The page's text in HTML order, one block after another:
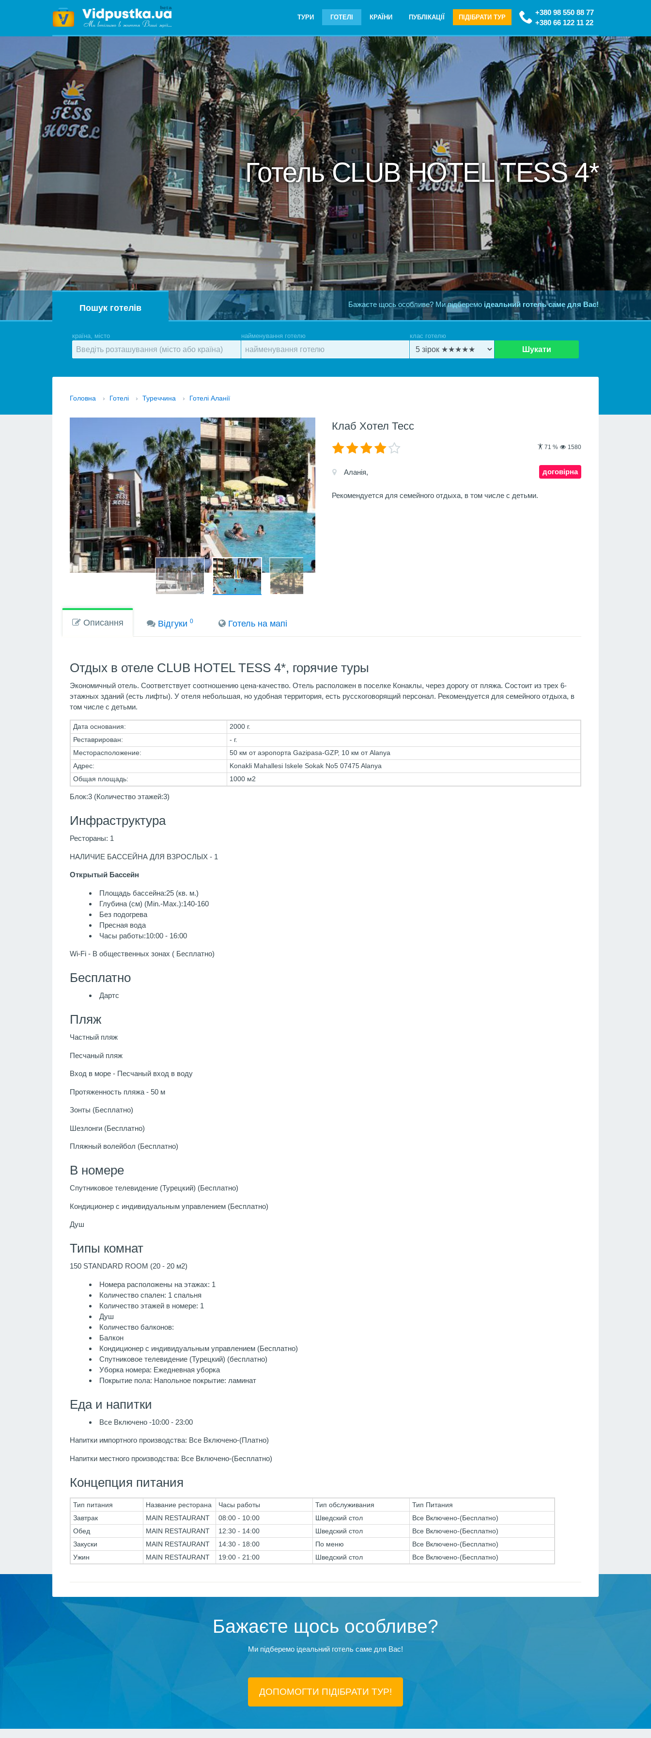
+380 98 550 88 77
+380 66 122 11 22
ТУРИ ГОТЕЛІ КРАЇНИ ПУБЛІКАЦІЇ ПІДІБРАТИ ТУР
Готель CLUB HOTEL TESS 4*
Бажаєте щось особливе? Ми підберемо ідеальний готель саме для Вас!
Пошук готелів
країна, місто найменування готелю клас готелю
Шукати
Головна › Готелі › Туреччина › Готелі Аланії
Клаб Хотел Тесс
71 % 1580
договірна
Аланія,
Рекомендуется для семейного отдыха, в том числе с детьми.
Описання Вiдгуки0 Готель на мапi
Отдых в отеле CLUB HOTEL TESS 4*, горячие туры
Экономичный отель. Соответствует соотношению цена-качество. Отель расположен в поселке Конаклы, через дорогу от пляжа. Состоит из трех 6-
этажных зданий (есть лифты). У отеля небольшая, но удобная территория, есть русскоговорящий персонал. Рекомендуется для семейного отдыха, в
том числе с детьми.
Дата основания:
2000 г.
Реставрирован:
- г.
Месторасположение:
50 км от аэропорта Gazipasa-GZP, 10 км от Alanya
Адрес:
Konakli Mahallesi Iskele Sokak No5 07475 Alanya
Общая площадь:
1000 м2
Блок:3 (Количество этажей:3)
Инфраструктура
Рестораны: 1
НАЛИЧИЕ БАССЕЙНА ДЛЯ ВЗРОСЛЫХ - 1
Открытый Бассейн
Площадь бассейна:25 (кв. м.)
Глубина (см) (Min.-Max.):140-160
Без подогрева
Пресная вода
Часы работы:10:00 - 16:00
Wi-Fi - В общественных зонах ( Бесплатно)
Бесплатно
Дартс
Пляж
Частный пляж
Песчаный пляж
Вход в море - Песчаный вход в воду
Протяженность пляжа - 50 м
Зонты (Бесплатно)
Шезлонги (Бесплатно)
Пляжный волейбол (Бесплатно)
В номере
Спутниковое телевидение (Турецкий) (Бесплатно)
Кондиционер с индивидуальным управлением (Бесплатно)
Душ
Типы комнат
150 STANDARD ROOM (20 - 20 м2)
Номера расположены на этажах: 1
Количество спален: 1 спальня
Количество этажей в номере: 1
Душ
Количество балконов:
Балкон
Кондиционер с индивидуальным управлением (Бесплатно)
Спутниковое телевидение (Турецкий) (бесплатно)
Уборка номера: Ежедневная уборка
Покрытие пола: Напольное покрытие: ламинат
Еда и напитки
Все Включено -10:00 - 23:00
Напитки импортного производства: Все Включено-(Платно)
Напитки местного производства: Все Включено-(Бесплатно)
Концепция питания
Тип питания Название ресторана Часы работы Тип обслуживания
Тип Питания
Завтрак
MAIN RESTAURANT 08:00 - 10:00 Шведский стол
Все Включено-(Бесплатно)
Обед
MAIN RESTAURANT 12:30 - 14:00 Шведский стол
Все Включено-(Бесплатно)
Закуски
MAIN RESTAURANT 14:30 - 18:00 По меню
Все Включено-(Бесплатно)
Ужин
MAIN RESTAURANT 19:00 - 21:00 Шведский стол Все Включено-(Бесплатно)
Бажаєте щось особливе?
Ми підберемо ідеальний готель саме для Вас!
ДОПОМОГТИ ПІДIБРАТИ ТУР!